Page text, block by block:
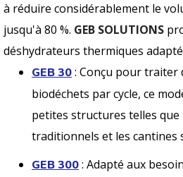
à réduire considérablement le
jusqu'à 80 %. GEB SOLUTIONS
déshydrateurs thermiques
GEB 30: Conçu pour traiter
biodéchets par cycle, ce
petites structures telles
traditionnels et les cantines
GEB 300: Adapté aux